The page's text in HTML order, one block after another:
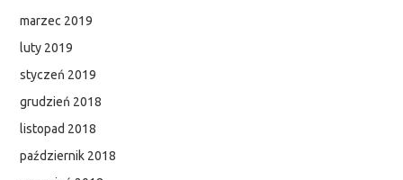
marzec 2019
luty 2019
styczeń 2019
grudzień 2018
listopad 2018
październik 2018